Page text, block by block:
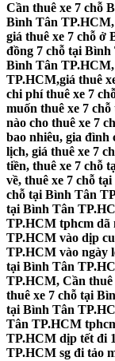
Cần thuê xe 7 chỗ
Bình Tân
giá thuê xe 7 chỗ
đồng 7 chỗ tại
Bình Tân TP.HCM,
TP.HCM,giá thuê
chi phí thuê xe 7
muốn thuê xe 7
nào cho thuê xe 7
bao nhiêu, gia đình
lịch, giá thuê xe 7
tiền, thuê xe 7 chỗ
về, thuê xe 7 chỗ
chỗ tại Bình Tân
tại Bình Tân
TP.HCM tphcm dã
TP.HCM vào dịp
TP.HCM vào ngày
tại Bình Tân
TP.HCM, Cần
thuê xe 7 chỗ tại
tại Bình Tân
Tân TP.HCM
TP.HCM dịp tết đi
TP.HCM sg đi tảo